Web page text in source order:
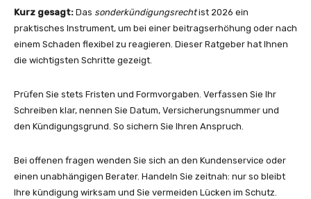
Kurz gesagt: Das sonderkündigungsrechtist 2026 ein
praktisches Instrument, um bei einer beitragserhöhung oder nach
einem Schaden flexibel zu reagieren. Dieser Ratgeber hat Ihnen
die wichtigsten Schritte gezeigt.
Prüfen Sie stets Fristen und Formvorgaben. Verfassen Sie Ihr
Schreiben klar, nennen Sie Datum, Versicherungsnummer und
den Kündigungsgrund. So sichern Sie Ihren Anspruch.
Bei offenen fragen wenden Sie sich an den Kundenservice oder
einen unabhängigen Berater. Handeln Sie zeitnah: nur so bleibt
Ihre kündigung wirksam und Sie vermeiden Lücken im Schutz.